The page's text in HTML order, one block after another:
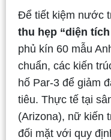
Để tiết kiệm nước
thu hẹp “diện
phủ kín 60 mẫu
chuẩn, các kiến
hố Par-3 để giảm
tiêu. Thực tế tại
(Arizona), nữ kiến
đối mặt với quy